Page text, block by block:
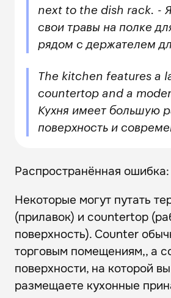
next to the dish rack. -
свои травы на полке
рядом с держателем
The kitchen features a
countertop and a
Кухня имеет большую
поверхность и
Распространённая ошибка:
Некоторые могут путать
(прилавок) и countertop
поверхность). Counter
торговым помещениям,, а
поверхности, на которой
размещаете кухонные